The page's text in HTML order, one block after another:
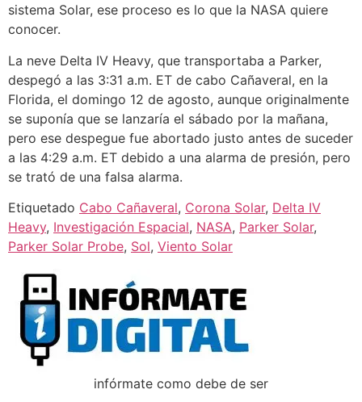
sistema Solar, ese proceso es lo que la NASA quiere
conocer.
La neve Delta IV Heavy, que transportaba a Parker,
despegó a las 3:31 a.m. ET de cabo Cañaveral, en la
Florida, el domingo 12 de agosto, aunque originalmente
se suponía que se lanzaría el sábado por la mañana,
pero ese despegue fue abortado justo antes de suceder
a las 4:29 a.m. ET debido a una alarma de presión, pero
se trató de una falsa alarma.
Etiquetado Cabo Cañaveral, Corona Solar, Delta IV
Heavy, Investigación Espacial, NASA, Parker Solar,
Parker Solar Probe, Sol, Viento Solar
infórmate como debe de ser